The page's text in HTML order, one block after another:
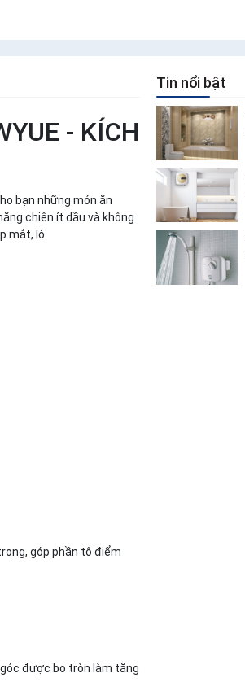
- KÍCH
bạn những món ăn
chiên ít dầu và không
mắt, lò
góp phần tô điểm
được bo tròn làm tăng
Tin nổi bật